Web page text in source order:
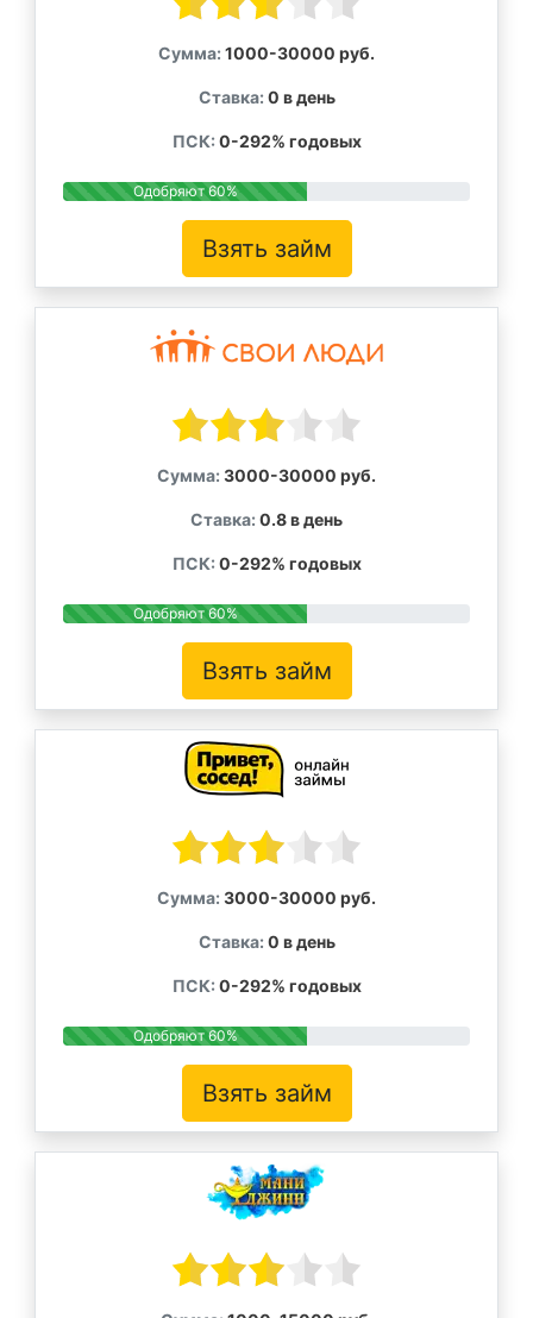
Сумма: 1000-30000 руб.
Ставка: 0 в день
ПСК: 0-292% годовых
Одобряют 60%
Взять займ
Сумма: 3000-30000 руб.
Ставка: 0.8 в день
ПСК: 0-292% годовых
Одобряют 60%
Взять займ
Сумма: 3000-30000 руб.
Ставка: 0 в день
ПСК: 0-292% годовых
Одобряют 60%
Взять займ